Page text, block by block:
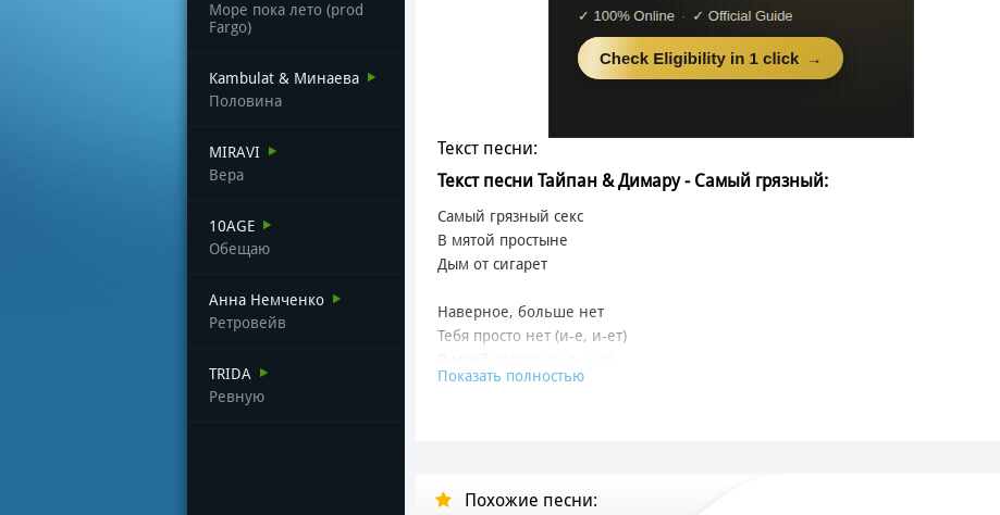
Море пока лето (prod
Fargo)
Kambulat & Минаева
Половина
MIRAVI
Вера
10AGE
Обещаю
Анна Немченко
Ретровейв
TRIDA
Ревную
Текст песни:
Текст песни Тайпан & Димару - Самый грязный:
Самый грязный секс
В мятой простыне
Дым от сигарет
Наверное, больше нет
Тебя просто нет (и-е, и-ет)
Показать полностью
Похожие песни: